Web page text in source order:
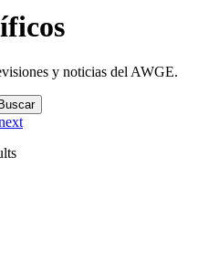
y noticias del AWGE.
Buscar